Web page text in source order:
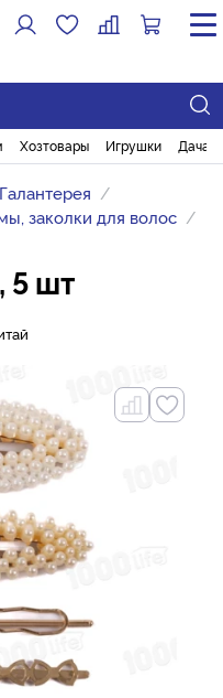
Хозтовары Игрушки Дача
Галантерея
заколки для волос
5 шт